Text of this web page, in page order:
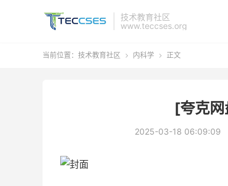
技术教育社区
www.teccses.org
当前位置： 技术教育社区  内科学  正文
[夸克
2025-03-18 06:09:09